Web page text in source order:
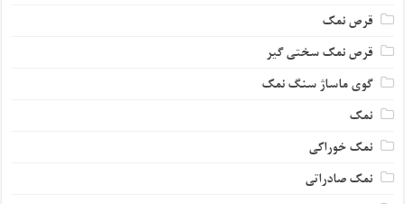
قرص نمک
قرص نمک سختی گیر
گوی ماساژ سنگ نمک
نمک
نمک خوراکی
نمک صادراتی